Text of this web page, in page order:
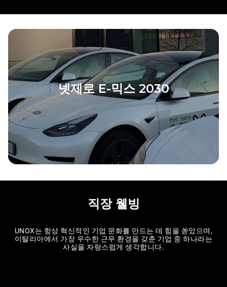
넷제로 E-믹스 2030
직장 웰빙
UNOX는 항상 혁신적인 기업 문화를 만드는 데 힘을 쏟았으며,
이탈리아에서 가장 우수한 근무 환경을 갖춘 기업 중 하나라는
사실을 자랑스럽게 생각합니다.